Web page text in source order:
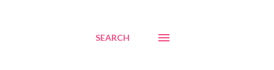
SEARCH